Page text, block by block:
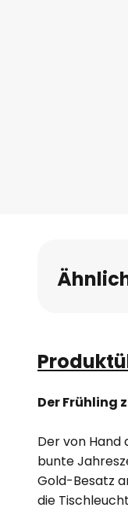
Der Frühling
Der von
bunte
Gold-Besatz
die